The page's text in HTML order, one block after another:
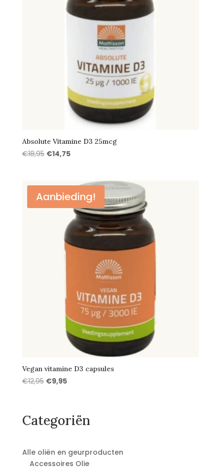
Absolute Vitamine D3 25mcg
€18,95 Oorspronkelijke
€18,95.
€14,75Huidige
€14,75.
Aanbieding!
Vegan vitamine D3 capsules
€12,95 Oorspronkelijke
€9,95Huidige
€9,95.
Categoriën
Alle oliën en geurproducten
Accessoires Olie